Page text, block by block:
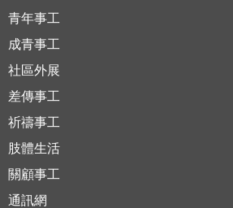
青年事工
成青事工
社區外展
差傳事工
祈禱事工
肢體生活
關顧事工
通訊網